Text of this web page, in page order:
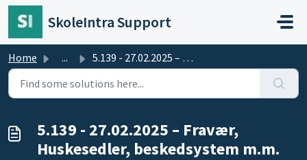
Skip to main content
SkoleIntra Support
Home ... 5.139 - 27.02.2025 – Fravær, Huskesedler, beskedsystem m.m.
5.139 - 27.02.2025 – Fravær,
Huskesedler, beskedsystem m.m.